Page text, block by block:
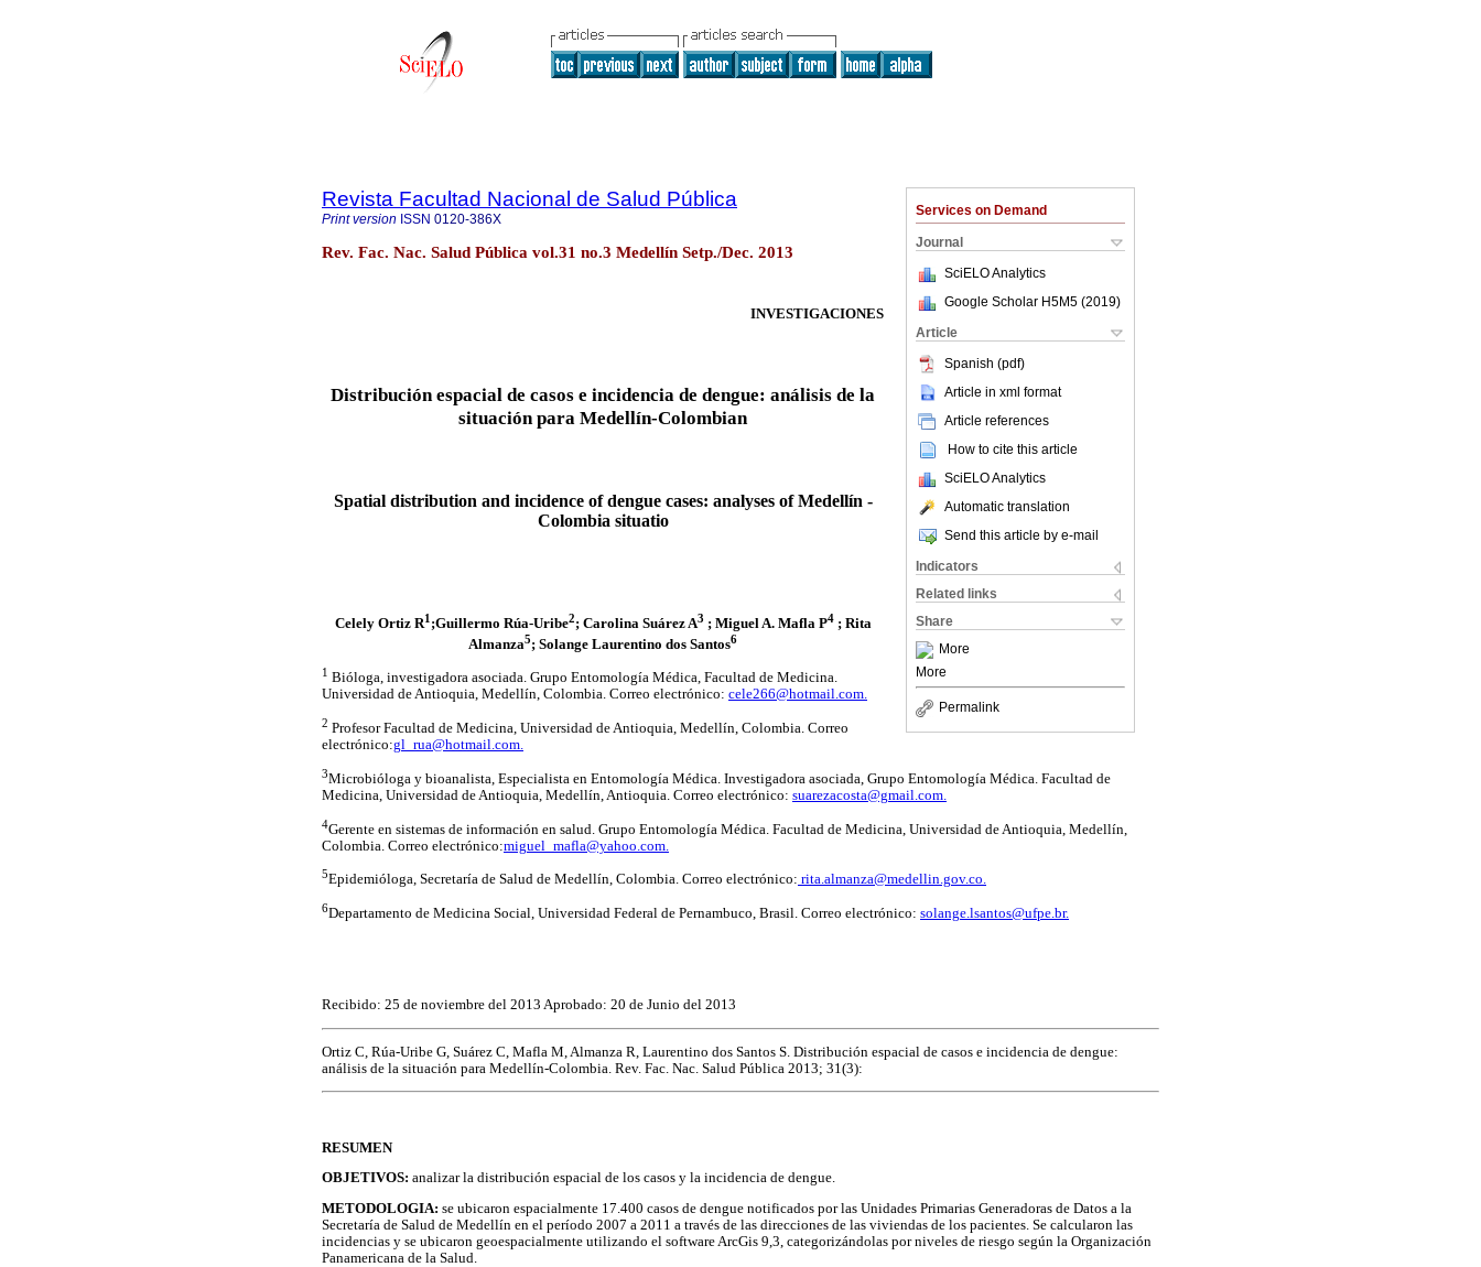
Services on Demand
Journal
SciELO Analytics
Google Scholar H5M5 (2019)
Article
Spanish (pdf)
Article in xml format
Article references
How to cite this article
SciELO Analytics
Automatic translation
Send this article by e-mail
Indicators
Related links
Share
More
More
Permalink
Revista Facultad Nacional de Salud Pública
Print version ISSN 0120-386X
Rev. Fac. Nac. Salud Pública vol.31 no.3 Medellín Setp./Dec. 2013
INVESTIGACIONES
Distribución espacial de casos e incidencia de dengue: análisis de la
situación para Medellín-Colombian
Spatial distribution and incidence of dengue cases: analyses of Medellín -
Colombia situatio
Celely Ortiz R1;Guillermo Rúa-Uribe2; Carolina Suárez A3 ; Miguel A. Mafla P4; Rita
Almanza5; Solange Laurentino dos Santos6
1 Bióloga, investigadora asociada. Grupo Entomología Médica, Facultad de Medicina.
Universidad de Antioquia, Medellín, Colombia. Correo electrónico: cele266@hotmail.com.
2 Profesor Facultad de Medicina, Universidad de Antioquia, Medellín, Colombia. Correo
electrónico:gl_rua@hotmail.com.
3Microbióloga y bioanalista, Especialista en Entomología Médica. Investigadora asociada, Grupo Entomología Médica. Facultad de
Medicina, Universidad de Antioquia, Medellín, Antioquia. Correo electrónico: suarezacosta@gmail.com.
4Gerente en sistemas de información en salud. Grupo Entomología Médica. Facultad de Medicina, Universidad de Antioquia, Medellín,
Colombia. Correo electrónico:miguel_mafla@yahoo.com.
5Epidemióloga, Secretaría de Salud de Medellín, Colombia. Correo electrónico: rita.almanza@medellin.gov.co.
6Departamento de Medicina Social, Universidad Federal de Pernambuco, Brasil. Correo electrónico: solange.lsantos@ufpe.br.
Recibido: 25 de noviembre del 2013 Aprobado: 20 de Junio del 2013
Ortiz C, Rúa-Uribe G, Suárez C, Mafla M, Almanza R, Laurentino dos Santos S. Distribución espacial de casos e incidencia de dengue:
análisis de la situación para Medellín-Colombia. Rev. Fac. Nac. Salud Pública 2013; 31(3):
RESUMEN
OBJETIVOS: analizar la distribución espacial de los casos y la incidencia de dengue.
METODOLOGIA: se ubicaron espacialmente 17.400 casos de dengue notificados por las Unidades Primarias Generadoras de Datos a la
Secretaría de Salud de Medellín en el período 2007 a 2011 a través de las direcciones de las viviendas de los pacientes. Se calcularon las
incidencias y se ubicaron geoespacialmente utilizando el software ArcGis 9,3, categorizándolas por niveles de riesgo según la Organización
Panamericana de la Salud.